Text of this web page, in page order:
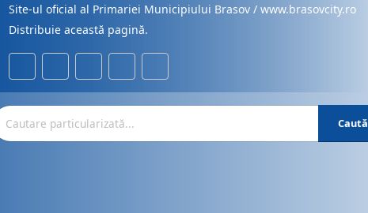
Site-ul oficial al Primariei Municipiului Brasov / www.brasovcity.ro
Distribuie această pagină.
Caută